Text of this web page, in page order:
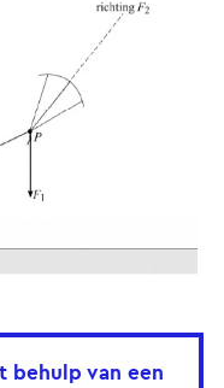
behulp van een